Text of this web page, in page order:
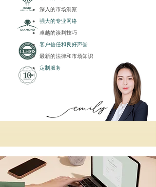
深入的市场洞察
强大的专业网络
卓越的谈判技巧
客户信任和良好声誉
最新的法律和市场知识
定制服务